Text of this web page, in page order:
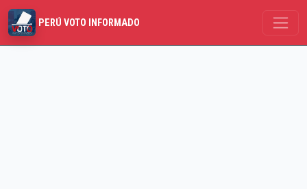
PERÚ VOTO INFORMADO